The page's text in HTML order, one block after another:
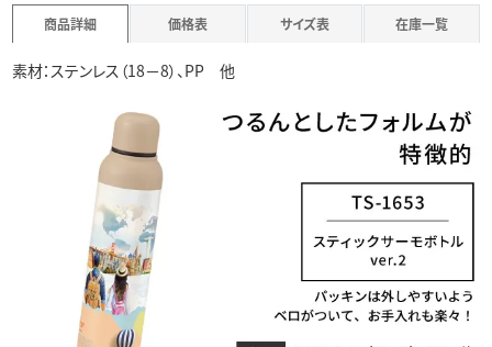
商品詳細 価格表 サイズ表 在庫一覧
素材：ステンレス（18－8）、PP 他